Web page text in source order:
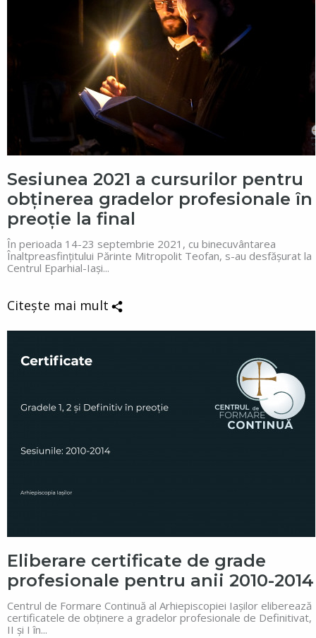
Sesiunea 2021 a cursurilor pentru
obținerea gradelor profesionale în
preoție la final
În perioada 14-23 septembrie 2021, cu binecuvântarea
Înaltpreasfințitului Părinte Mitropolit Teofan, s-au desfășurat la
Centrul Eparhial-Iași...
Citește mai mult
Eliberare certificate de grade
profesionale pentru anii 2010-2014
Centrul de Formare Continuă al Arhiepiscopiei Iașilor eliberează
certificatele de obținere a gradelor profesionale de Definitivat,
II și I în...